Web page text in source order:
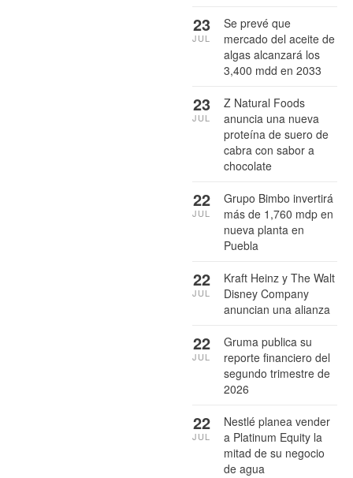
Se prevé que
mercado del aceite de
algas alcanzará los
3,400 mdd en 2033
23
JUL
Z Natural Foods
anuncia una nueva
proteína de suero de
cabra con sabor a
chocolate
23
JUL
Grupo Bimbo invertirá
más de 1,760 mdp en
nueva planta en
Puebla
22
JUL
Kraft Heinz y The Walt
Disney Company
anuncian una alianza
22
JUL
Gruma publica su
reporte financiero del
segundo trimestre de
2026
22
JUL
Nestlé planea vender
a Platinum Equity la
mitad de su negocio
de agua
22
JUL